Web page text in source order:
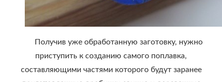
Получив уже обработанную заготовку, нужно
приступить к созданию самого поплавка,
составляющими частями которого будут заранее